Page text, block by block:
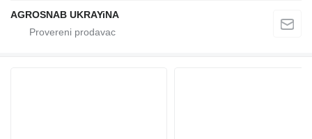
AGROSNAB UKRAYiNA